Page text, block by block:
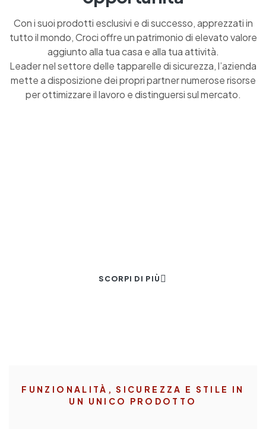
Con i suoi prodotti esclusivi e di successo, apprezzati in
tutto il mondo, Croci offre un patrimonio di elevato valore
aggiunto alla tua casa e alla tua attività.
Leader nel settore delle tapparelle di sicurezza, l’azienda
mette a disposizione dei propri partner numerose risorse
per ottimizzare il lavoro e distinguersi sul mercato.
SCORPI DI PIÙ
FUNZIONALITÀ, SICUREZZA E STILE IN
UN UNICO PRODOTTO